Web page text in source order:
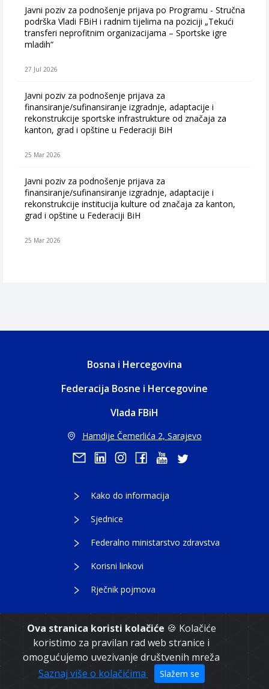
Ova stranica koristi kolačiće 🍪 Kolačiće
koristimo za pravilan rad web stranice i
omogućujemo uvezivanje društvenih mreža
Saznaj više o kolačićima
Slažem se
Javni poziv za podnošenje prijava po Programu - Stručna
podrška Vladi FBiH i radnim tijelima na poziciji „Tekući
transferi neprofitnim organizacijama – Sportske igre
mladih“
27 Jul 2026
Javni poziv za podnošenje prijava za
finansiranje/sufinansiranje izgradnje, adaptacije i
rekonstrukcije sportske infrastrukture od značaja za
kanton, grad i opštine u Federaciji BiH
25 Mar 2026
Javni poziv za podnošenje prijava za
finansiranje/sufinansiranje izgradnje, adaptacije i
rekonstrukcije institucija kulture od značaja za kanton,
grad i opštine u Federaciji BiH
25 Mar 2026
Bosna i Hercegovina
Federacija Bosne i Hercegovine
Vlada FBiH
Hamdije Čemerlića 2, Sarajevo
Kako do informacija
Sjednice
Federalno ministarstvo zdravstva
Korisni linkovi
Rječnik pojmova
Copyright 2021. Vlada Federacije Bosne i
Hercegovine